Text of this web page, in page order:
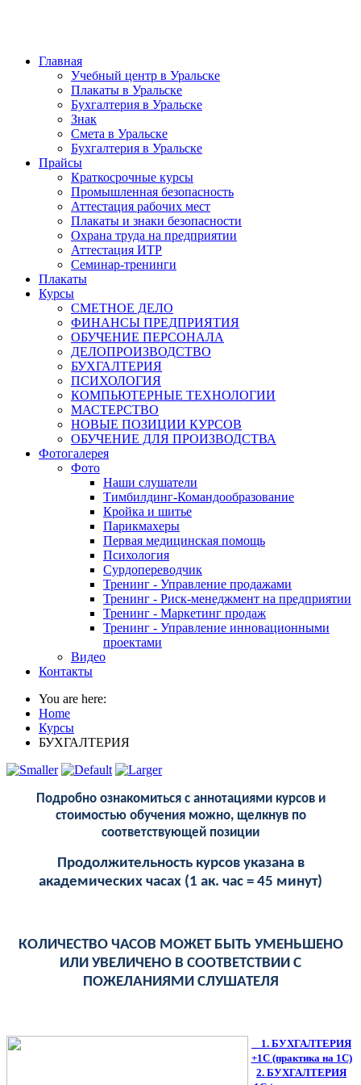
Главная
Учебный центр в Уральске
Плакаты в Уральске
Бухгалтерия в Уральске
Знак
Смета в Уральске
Бухгалтерия в Уральске
Прайсы
Краткосрочные курсы
Промышленная безопасность
Аттестация рабочих мест
Плакаты и знаки безопасности
Охрана труда на предприятии
Аттестация ИТР
Семинар-тренинги
Плакаты
Курсы
СМЕТНОЕ ДЕЛО
ФИНАНСЫ ПРЕДПРИЯТИЯ
ОБУЧЕНИЕ ПЕРСОНАЛА
ДЕЛОПРОИЗВОДСТВО
БУХГАЛТЕРИЯ
ПСИХОЛОГИЯ
КОМПЬЮТЕРНЫЕ ТЕХНОЛОГИИ
МАСТЕРСТВО
НОВЫЕ ПОЗИЦИИ КУРСОВ
ОБУЧЕНИЕ ДЛЯ ПРОИЗВОДСТВА
Фотогалерея
Фото
Наши слушатели
Тимбилдинг-Командообразование
Кройка и шитье
Парикмахеры
Первая медицинская помощь
Психология
Сурдопереводчик
Тренинг - Управление продажами
Тренинг - Риск-менеджмент на предприятии
Тренинг - Маркетинг продаж
Тренинг - Управление инновационными
проектами
Видео
Контакты
You are here:
Home
Курсы
БУХГАЛТЕРИЯ
Подробно ознакомиться с аннотациями курсов и
стоимостью обучения можно, щелкнув по
соответствующей позиции
Продолжительность курсов указана в
академических часах (1 ак. час = 45 минут)
КОЛИЧЕСТВО ЧАСОВ МОЖЕТ БЫТЬ УМЕНЬШЕНО
ИЛИ УВЕЛИЧЕНО В СООТВЕТСТВИИ С
ПОЖЕЛАНИЯМИ СЛУШАТЕЛЯ
1. БУХГАЛТЕРИЯ
+1С (практика на 1С)
2. БУХГАЛТЕРИЯ